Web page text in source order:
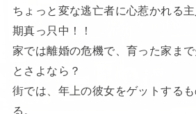
ちょっと変な逃亡者に心惹かれる
期真っ只中！！
家では離婚の危機で、育った家ま
とさよなら？
街では、年上の彼女をゲットする
る。